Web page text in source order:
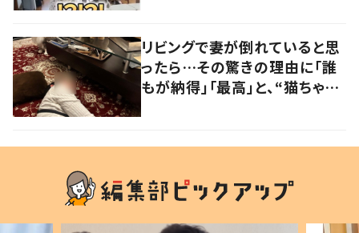
リビングで妻が倒れていると思
ったら…その驚きの理由に「誰
もが納得」「最高」と、“猫ちゃん